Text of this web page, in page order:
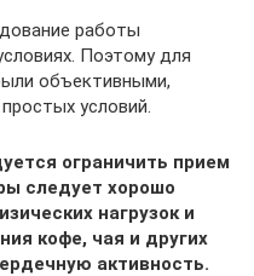
работы
Поэтому для
объективными,
условий.
ограничить прием
следует хорошо
нагрузок и
кофе, чая и других
активность.